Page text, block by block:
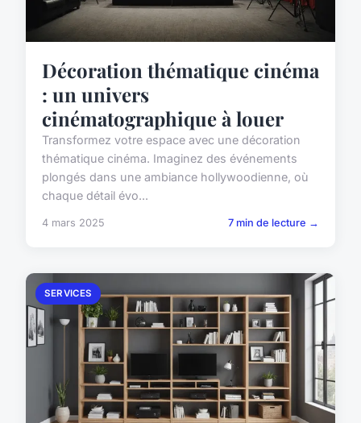
Décoration thématique cinéma
: un univers
cinématographique à louer
Transformez votre espace avec une décoration
thématique cinéma. Imaginez des événements
plongés dans une ambiance hollywoodienne, où
chaque détail évo...
4 mars 2025 7 min de lecture →
SERVICES